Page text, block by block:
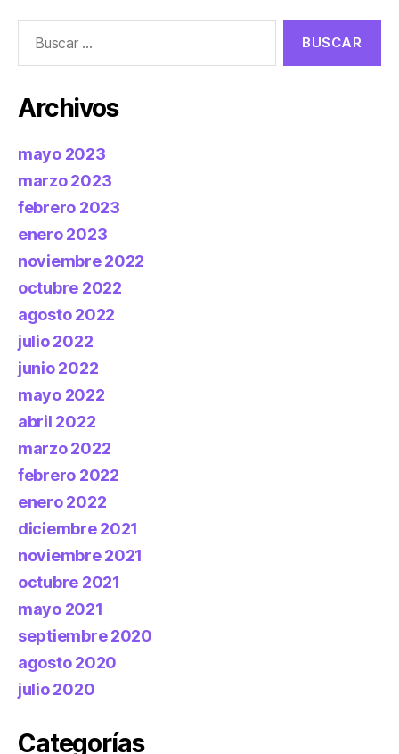
Archivos
mayo 2023
marzo 2023
febrero 2023
enero 2023
noviembre 2022
octubre 2022
agosto 2022
julio 2022
junio 2022
mayo 2022
abril 2022
marzo 2022
febrero 2022
enero 2022
diciembre 2021
noviembre 2021
octubre 2021
mayo 2021
septiembre 2020
agosto 2020
julio 2020
Categorías